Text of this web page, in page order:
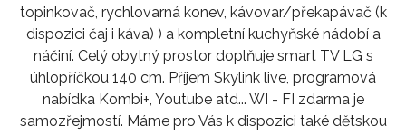
topinkovač, rychlovarná konev, kávovar/překapávač (k
dispozici čaj i káva) ) a kompletní kuchyňské nádobí a
náčiní. Celý obytný prostor doplňuje smart TV LG s
úhlopříčkou 140 cm. Příjem Skylink live, programová
nabídka Kombi+, Youtube atd... WI - FI zdarma je
samozřejmostí. Máme pro Vás k dispozici také dětskou